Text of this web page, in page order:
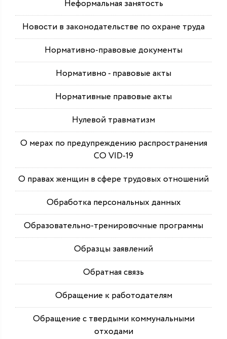
Неформальная занятость
Новости в законодательстве по охране труда
Нормативно-правовые документы
Нормативно - правовые акты
Нормативные правовые акты
Нулевой травматизм
О мерах по предупреждению распространения
СО VID-19
О правах женщин в сфере трудовых отношений
Обработка персональных данных
Образовательно-тренировочные программы
Образцы заявлений
Обратная связь
Обращение к работодателям
Обращение с твердыми коммунальными
отходами